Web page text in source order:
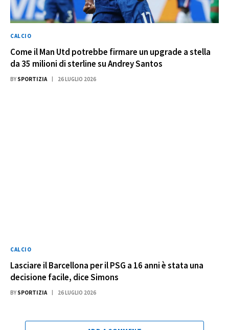
CALCIO
Come il Man Utd potrebbe firmare un upgrade a stella
da 35 milioni di sterline su Andrey Santos
BY SPORTIZIA 26 LUGLIO 2026
CALCIO
Lasciare il Barcellona per il PSG a 16 anni è stata una
decisione facile, dice Simons
BY SPORTIZIA 26 LUGLIO 2026